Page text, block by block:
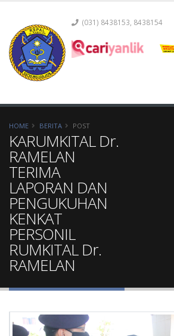
(031) 8438153, 8438154
HOME BERITA POST
KARUMKITAL Dr.
RAMELAN
TERIMA
LAPORAN DAN
PENGUKUHAN
KENKAT
PERSONIL
RUMKITAL Dr.
RAMELAN